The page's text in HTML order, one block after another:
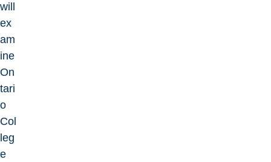
will
ex
am
ine
On
tari
o
Col
leg
e